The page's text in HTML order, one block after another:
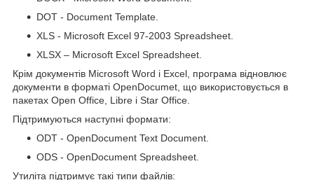
DOT - Document Template.
XLS - Microsoft Excel 97-2003 Spreadsheet.
XLSX – Microsoft Excel Spreadsheet.
Крім документів Microsoft Word і Excel, програма відновлює
документи в форматі OpenDocumet, що використовується в
пакетах Open Office, Libre і Star Office.
Підтримуються наступні формати:
ODT - OpenDocument Text Document.
ODS - OpenDocument Spreadsheet.
Утиліта підтримує такі типи файлів: